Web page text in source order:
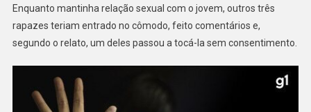
Enquanto mantinha relação sexual com o jovem, outros três
rapazes teriam entrado no cômodo, feito comentários e,
segundo o relato, um deles passou a tocá-la sem consentimento.